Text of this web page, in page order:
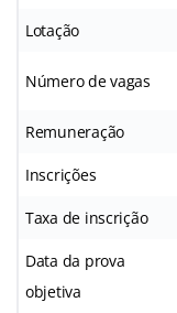
Lotação
Número de vagas
Remuneração
Inscrições
Taxa de inscrição
Data da prova
objetiva